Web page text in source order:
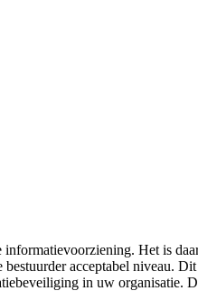
Het is
bestuurder acceptabel niveau.
in uw organisatie.